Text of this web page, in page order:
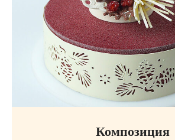
Композиция